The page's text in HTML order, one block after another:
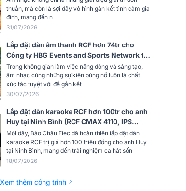
Tiêu chuẩn
ACTIVE MOSFET
1800 Hz
50 W AES, 100 W PEAK
106 dB, 1W @ 1m
12 '', 2,5 '' vc
MK3, BS9800, TIYN M8)
thuần, mà còn là sợi dây vô hình gắn kết tình cảm gia
đình, mang đến n
31/07/2026
Lắp đặt dàn âm thanh RCF hơn 74tr cho
Công ty HBG Events and Sports Network tại
TP HCM (RCF G-MAX 12, Audiocenter
CT3600, JBL VX9...)
Trong không gian làm việc năng động và sáng tạo,
âm nhạc cùng những sự kiện bùng nổ luôn là chất
xúc tác tuyệt vời để gắn kết
30/07/2026
Lắp đặt dàn karaoke RCF hơn 100tr cho anh
Huy tại Ninh Bình (RCF CMAX 4110, IPS
2.5K, JBL VX9, Pasion 12SP, BS-9800,…)
Mới đây, Bảo Châu Elec đã hoàn thiện lắp đặt dàn
karaoke RCF trị giá hơn 100 triệu đồng cho anh Huy
tại Ninh Bình, mang đến trải nghiệm ca hát sốn
18/07/2026
Xem thêm công trình